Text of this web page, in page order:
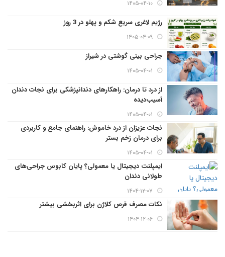
۱۴۰۵-۰۴-۱۰
رژیم لاغری سریع شکم و پهلو در 3 روز
۱۴۰۵-۰۴-۰۹
جراحی بینی گوشتی در شیراز
۱۴۰۵-۰۴-۰۱
از درد تا درمان: راهکارهای دندانپزشکی برای نجات دندان
آسیب‌دیده
۱۴۰۵-۰۴-۰۱
نجات عزیزان از درد خاموش: راهنمای جامع و کاربردی
برای درمان زخم بستر
۱۴۰۵-۰۴-۰۱
ایمپلنت دیجیتال یا معمولی؟ پایان کابوس جراحی‌های
طولانی دندان
۱۴۰۴-۱۲-۰۷
نکات مصرف قرص کلاژن برای اثربخشی بیشتر
۱۴۰۴-۱۲-۰۶